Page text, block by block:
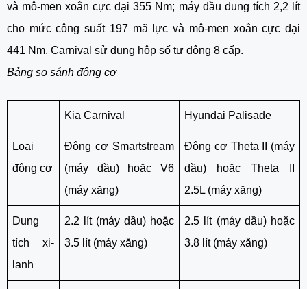
và mô-men xoắn cực đại 355 Nm; máy dầu dung tích 2,2 lít
cho mức công suất 197 mã lực và mô-men xoắn cực đại
441 Nm. Carnival sử dụng hộp số tự động 8 cấp.
Bảng so sánh động cơ
Kia Carnival Hyundai Palisade
Loại
động cơ
Động cơ Smartstream
(máy dầu) hoặc V6
(máy xăng)
Động cơ Theta II (máy
dầu) hoặc Theta II
2.5L (máy xăng)
Dung
tích xi-
lanh
2.2 lít (máy dầu) hoặc
3.5 lít (máy xăng)
2.5 lít (máy dầu) hoặc
3.8 lít (máy xăng)